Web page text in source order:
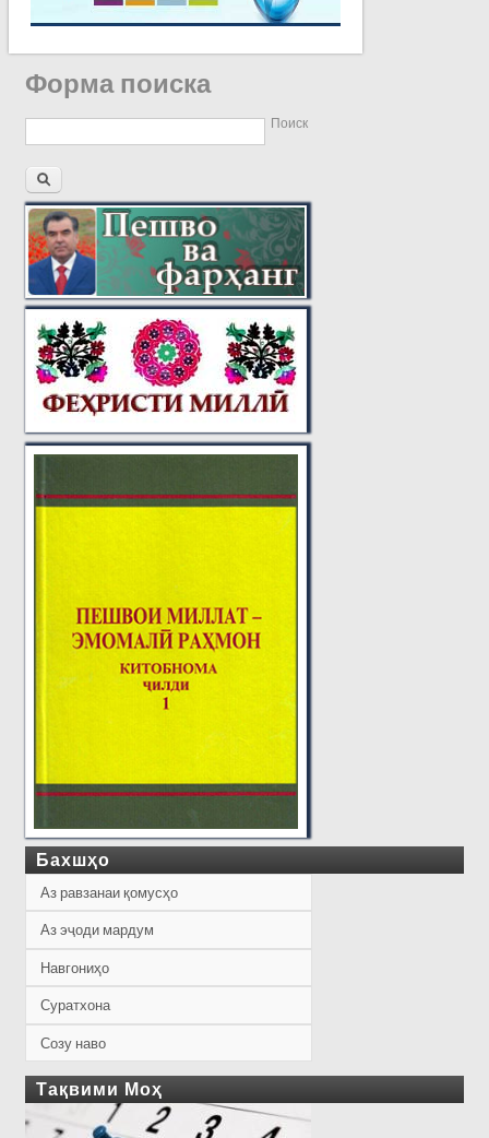
Форма поиска
Поиск
Бахшҳо
Аз равзанаи қомусҳо
Аз эҷоди мардум
Навгониҳо
Суратхона
Созу наво
Тақвими Моҳ